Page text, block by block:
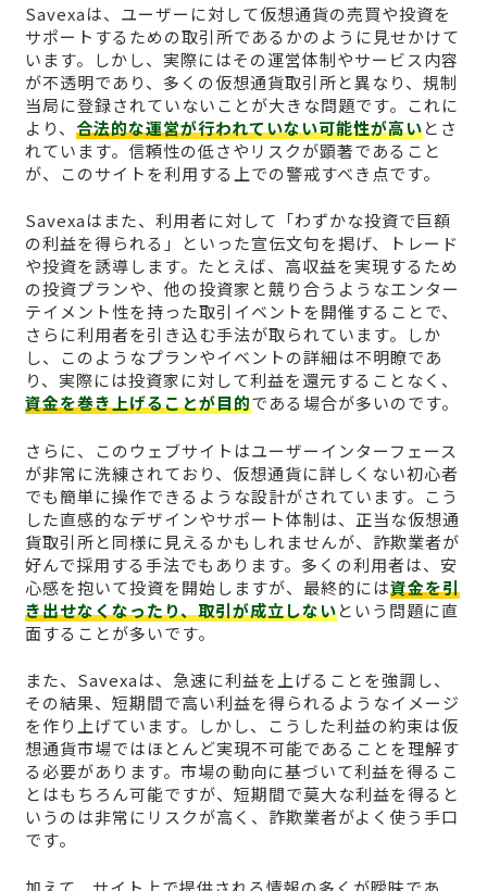
Savexaは、ユーザーに対して仮想通貨の売買や投資を
サポートするための取引所であるかのように見せかけて
います。しかし、実際にはその運営体制やサービス内容
が不透明であり、多くの仮想通貨取引所と異なり、規制
当局に登録されていないことが大きな問題です。これに
より、 合法的な運営が行われていない可能性が高いとさ
れています。信頼性の低さやリスクが顕著であること
が、このサイトを利用する上での警戒すべき点です。
Savexaはまた、利用者に対して「わずかな投資で巨額
の利益を得られる」といった宣伝文句を掲げ、トレード
や投資を誘導します。たとえば、高収益を実現するため
の投資プランや、他の投資家と競り合うようなエンター
テイメント性を持った取引イベントを開催することで、
さらに利用者を引き込む手法が取られています。しか
し、このようなプランやイベントの詳細は不明瞭であ
り、実際には投資家に対して利益を還元することなく、
資金を巻き上げることが目的である場合が多いのです。
さらに、このウェブサイトはユーザーインターフェース
が非常に洗練されており、仮想通貨に詳しくない初心者
でも簡単に操作できるような設計がされています。こう
した直感的なデザインやサポート体制は、正当な仮想通
貨取引所と同様に見えるかもしれませんが、詐欺業者が
好んで採用する手法でもあります。多くの利用者は、安
心感を抱いて投資を開始しますが、最終的には資金を引
き出せなくなったり、取引が成立しないという問題に直
面することが多いです。
また、Savexaは、急速に利益を上げることを強調し、
その結果、短期間で高い利益を得られるようなイメージ
を作り上げています。しかし、こうした利益の約束は仮
想通貨市場ではほとんど実現不可能であることを理解す
る必要があります。市場の動向に基づいて利益を得るこ
とはもちろん可能ですが、短期間で莫大な利益を得ると
いうのは非常にリスクが高く、詐欺業者がよく使う手口
です。